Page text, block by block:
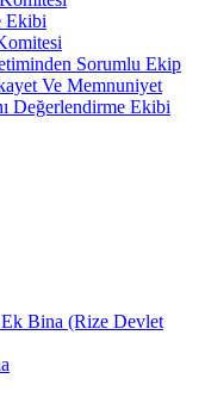
Ekibi
Sorumlu Ekip
Ve Memnuniyet
Değerlendirme Ekibi
Ek Bina (Rize Devlet